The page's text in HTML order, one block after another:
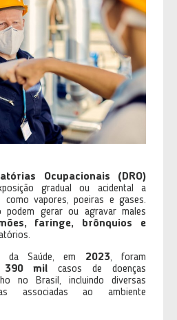
Ocupacionais (DRO)
gradual ou acidental a
como vapores, poeiras e gases.
podem gerar ou agravar males
faringe, brônquios e
da Saúde, em 2023, foram
390 mil casos de doenças
no Brasil, incluindo diversas
associadas ao ambiente